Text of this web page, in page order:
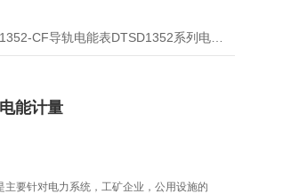
CF导轨电能表DTSD1352系列电能计量
能计量
要针对电力系统，工矿企业，公用设施的